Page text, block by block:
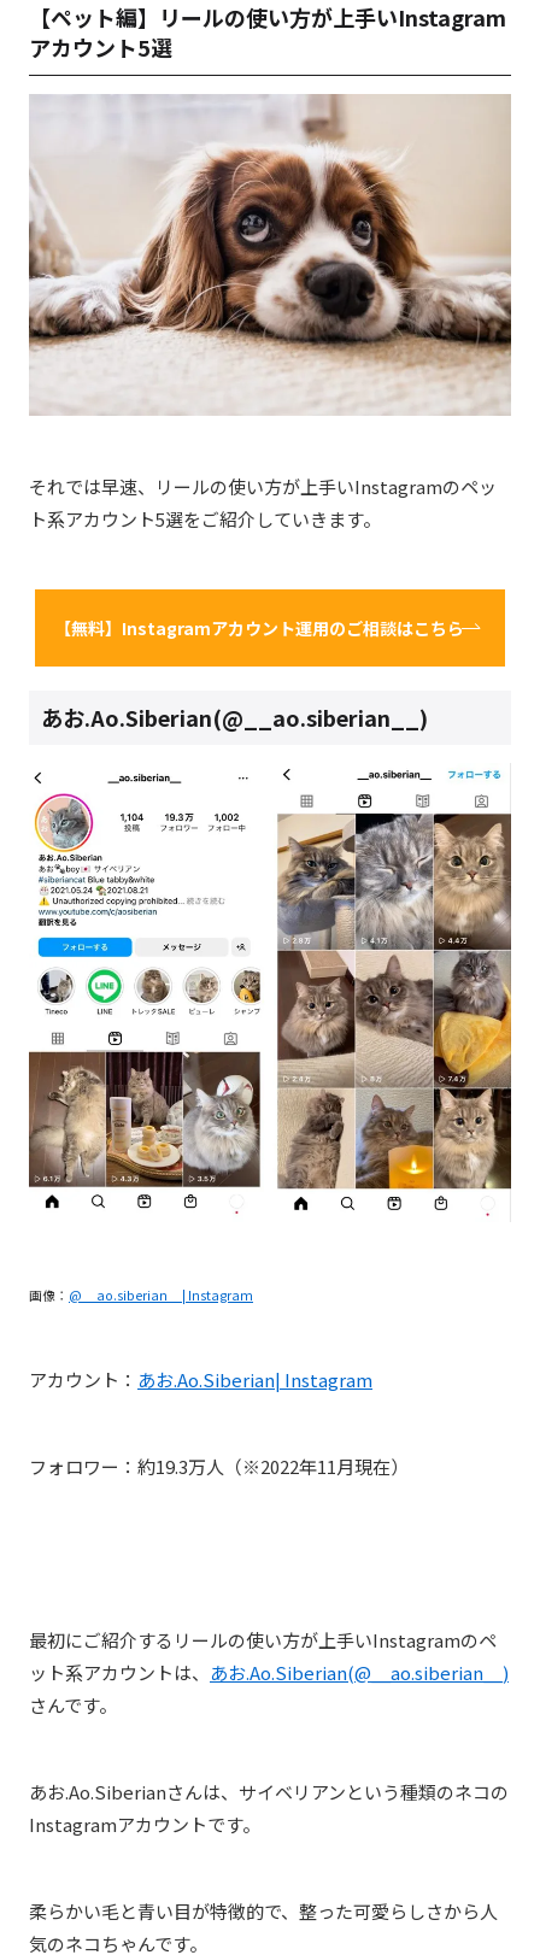
【ペット編】リールの使い方が上手いInstagram
アカウント5選
それでは早速、リールの使い方が上手いInstagramのペッ
ト系アカウント5選をご紹介していきます。
【無料】Instagramアカウント運用のご相談はこちら
あお.Ao.Siberian(@__ao.siberian__)
画像： @__ao.siberian__| Instagram
アカウント： あお.Ao.Siberian| Instagram
フォロワー：約19.3万人（※2022年11月現在）
最初にご紹介するリールの使い方が上手いInstagramのペ
ット系アカウントは、 あお.Ao.Siberian(@__ao.siberian__)
さんです。
あお.Ao.Siberianさんは、サイベリアンという種類のネコの
Instagramアカウントです。
柔らかい毛と青い目が特徴的で、整った可愛らしさから人
気のネコちゃんです。